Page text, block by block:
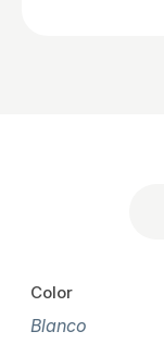
Color
Blanco